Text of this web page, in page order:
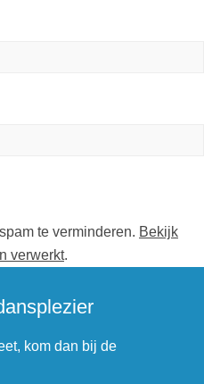
te verminderen. Bekijk
verwerkt.
kom dan bij de